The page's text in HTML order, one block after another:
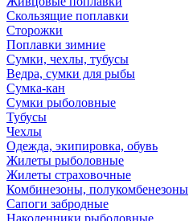
Скользящие поплавки
Сторожки
Поплавки зимние
Сумки, чехлы, тубусы
Ведра, сумки для рыбы
Сумка-кан
Сумки рыболовные
Тубусы
Чехлы
Одежда, экипировка, обувь
Жилеты рыболовные
Жилеты страховочные
Комбинезоны, полукомбенезоны
Сапоги забродные
Наколенники рыболовные